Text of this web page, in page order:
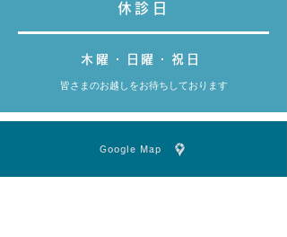
休診日
木曜・日曜・祝日
皆さまのお越しをお待ちしております
Google Map